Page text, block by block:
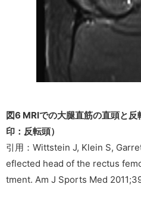
図6 MRIでの大腿直筋の直頭と
印：反転頭）
引用：Wittstein J, Klein S,
eflected head of the rectus
tment. Am J Sports Med